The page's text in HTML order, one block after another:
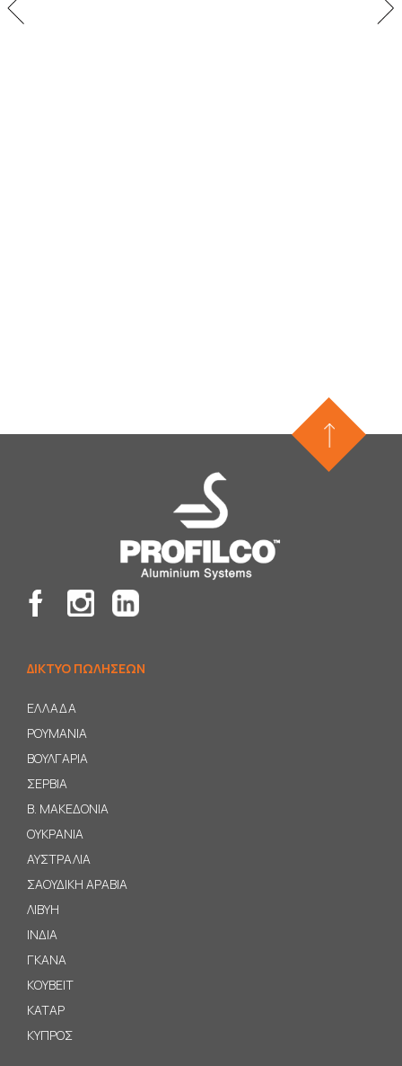
ΔΙΚΤΥΟ ΠΩΛΗΣΕΩΝ
ΕΛΛΑΔΑ
ΡΟΥΜΑΝΙΑ
ΒΟΥΛΓΑΡΙΑ
ΣΕΡΒΙΑ
B. ΜΑΚΕΔΟΝΙΑ
ΟΥΚΡΑΝΙΑ
ΑΥΣΤΡΑΛΙΑ
ΣΑΟΥΔΙΚΗ ΑΡΑΒΙΑ
ΛΙΒΥΗ
ΙΝΔΙΑ
ΓΚΑΝΑ
ΚΟΥΒΕΙΤ
ΚΑΤΑΡ
ΚΥΠΡΟΣ